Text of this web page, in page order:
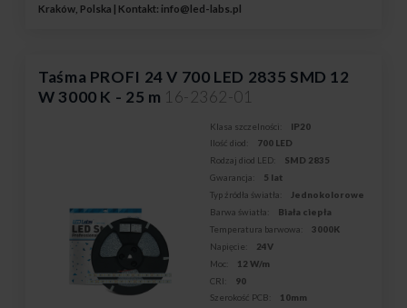
Kraków, Polska | Kontakt: info@led-labs.pl
Taśma PROFI 24 V 700 LED 2835 SMD 12
W 3000 K - 25 m 16-2362-01
Klasa szczelności:
IP20
Ilość diod:
700 LED
Rodzaj diod LED:
SMD 2835
Gwarancja:
5 lat
Typ źródła światła:
Jednokolorowe
Barwa światła:
Biała ciepła
Temperatura barwowa:
3000K
Napięcie:
24V
Moc:
12 W/m
CRI:
90
Szerokość PCB:
10mm